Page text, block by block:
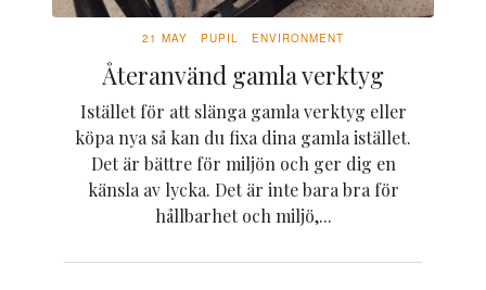
21 MAY PUPIL ENVIRONMENT
Återanvänd gamla verktyg
Istället för att slänga gamla verktyg eller
köpa nya så kan du fixa dina gamla istället.
Det är bättre för miljön och ger dig en
känsla av lycka. Det är inte bara bra för
hållbarhet och miljö,...